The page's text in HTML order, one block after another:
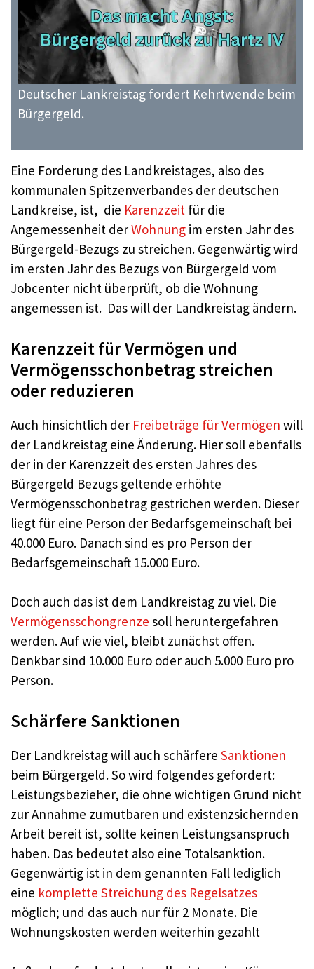
Deutscher Lankreistag fordert Kehrtwende beim
Bürgergeld.
Eine Forderung des Landkreistages, also des
kommunalen Spitzenverbandes der deutschen
Landkreise, ist, die Karenzzeit für die
Angemessenheit derWohnung im ersten Jahr des
Bürgergeld-Bezugs zu streichen. Gegenwärtig wird
im ersten Jahr des Bezugs von Bürgergeld vom
Jobcenter nicht überprüft, ob die Wohnung
angemessen ist. Das will der Landkreistag ändern.
Karenzzeit für Vermögen und
Vermögensschonbetrag streichen
oder reduzieren
Auch hinsichtlich der Freibeträge für Vermögen will
der Landkreistag eine Änderung. Hier soll ebenfalls
der in der Karenzzeit des ersten Jahres des
Bürgergeld Bezugs geltende erhöhte
Vermögensschonbetrag gestrichen werden. Dieser
liegt für eine Person der Bedarfsgemeinschaft bei
40.000 Euro. Danach sind es pro Person der
Bedarfsgemeinschaft 15.000 Euro.
Doch auch das ist dem Landkreistag zu viel. Die
Vermögensschongrenze soll heruntergefahren
werden. Auf wie viel, bleibt zunächst offen.
Denkbar sind 10.000 Euro oder auch 5.000 Euro pro
Person.
Schärfere Sanktionen
Der Landkreistag will auch schärfere Sanktionen
beim Bürgergeld. So wird folgendes gefordert:
Leistungsbezieher, die ohne wichtigen Grund nicht
zur Annahme zumutbaren und existenzsichernden
Arbeit bereit ist, sollte keinen Leistungsanspruch
haben. Das bedeutet also eine Totalsanktion.
Gegenwärtig ist in dem genannten Fall lediglich
eine komplette Streichung des Regelsatzes
möglich; und das auch nur für 2 Monate. Die
Wohnungskosten werden weiterhin gezahlt